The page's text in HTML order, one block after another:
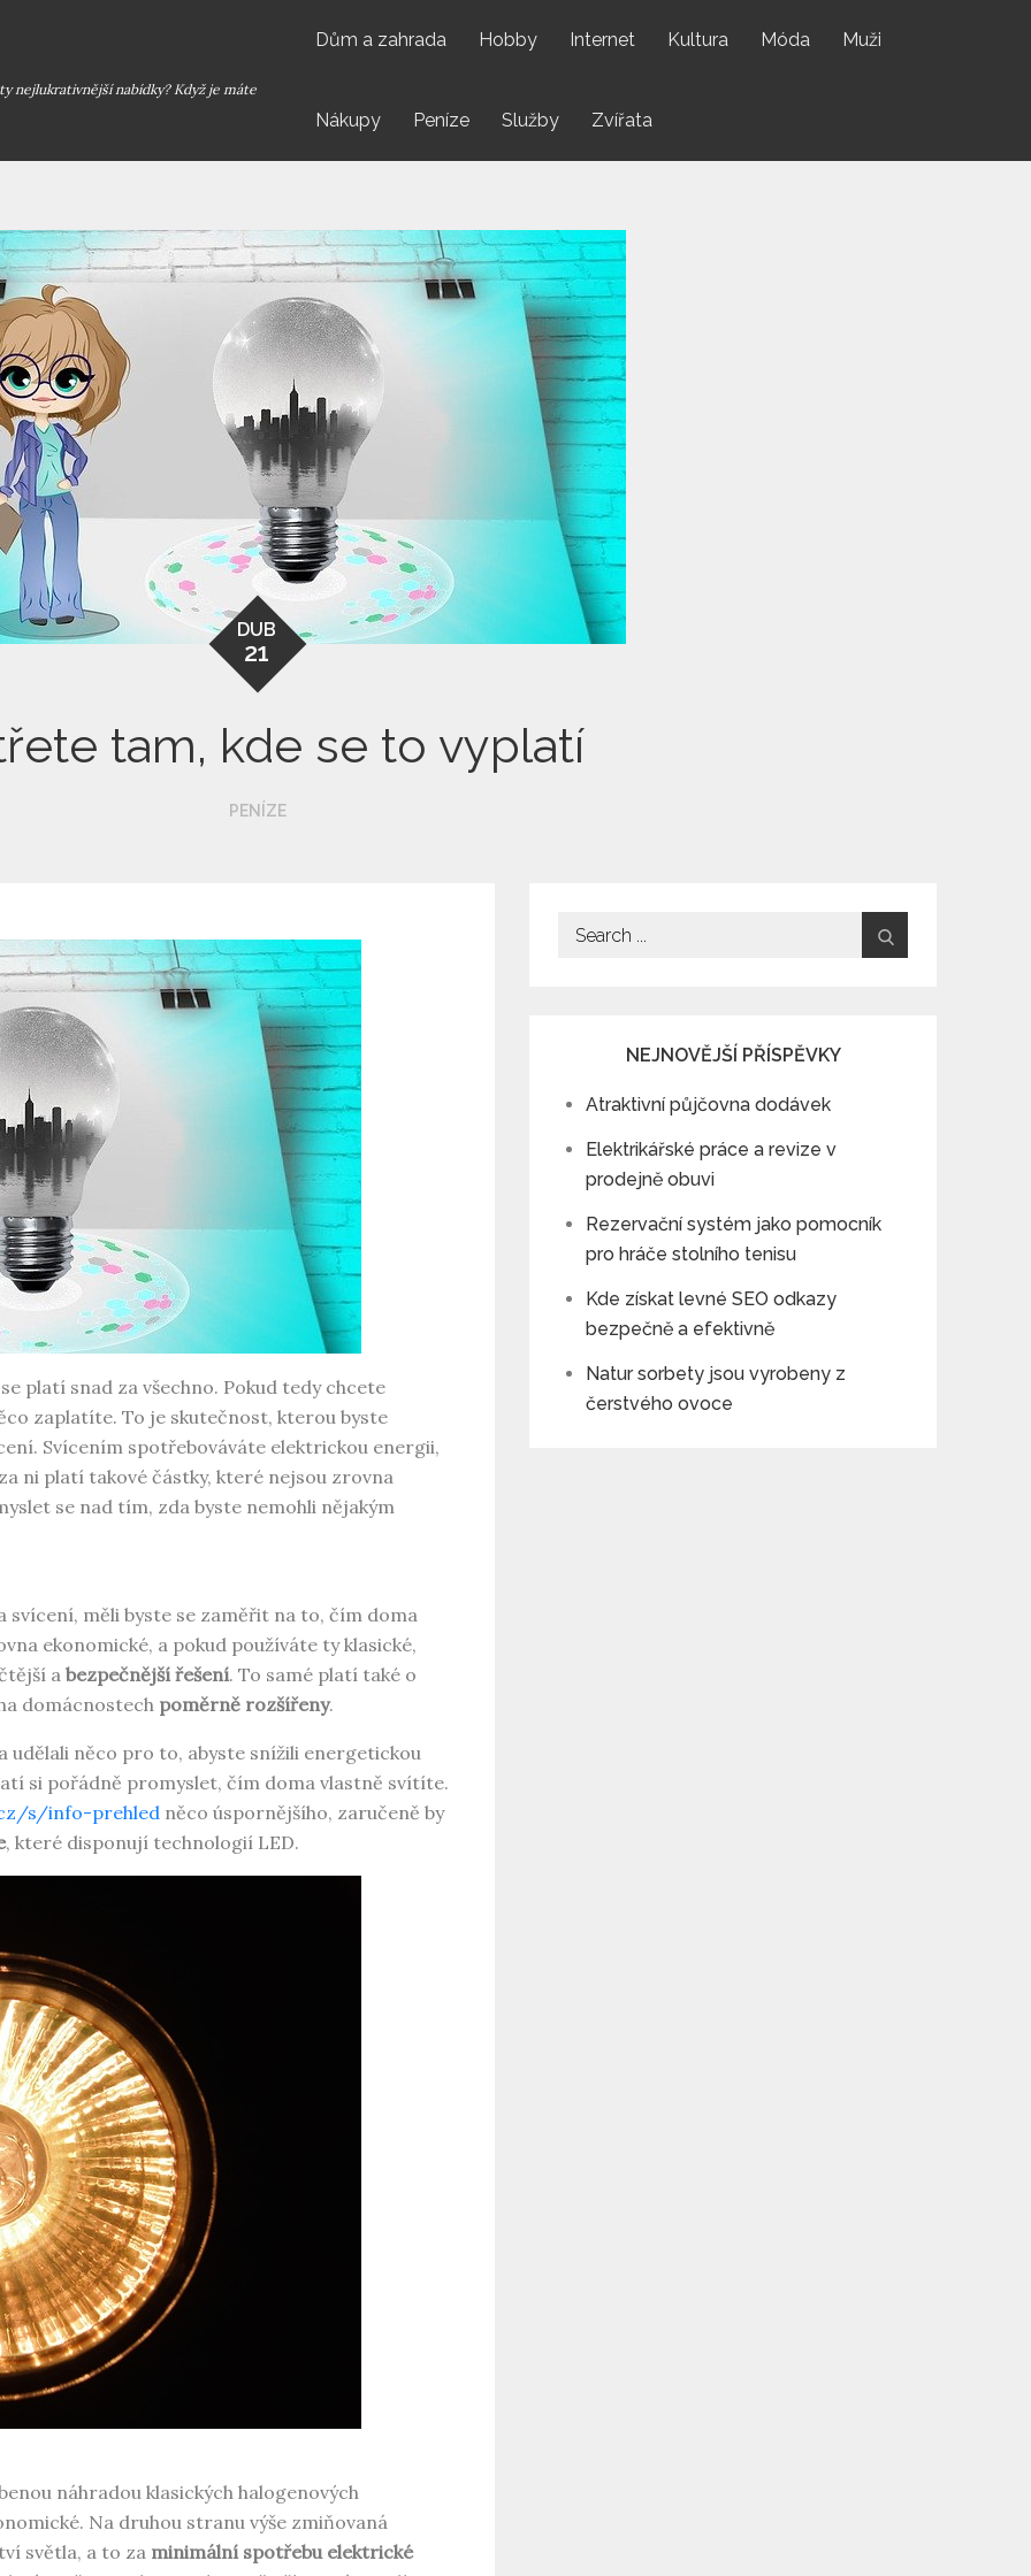
nejlukrativnější nabídky? Když je máte
Dům a zahrada Hobby Internet Kultura Móda Muži
Nákupy Peníze Služby Zvířata
DUB
21
tam, kde se to vyplatí
PENÍZE
platí snad za všechno. Pokud tedy chcete
zaplatíte. To je skutečnost, kterou byste
Svícením spotřebováváte elektrickou energii,
ni platí takové částky, které nejsou zrovna
se nad tím, zda byste nemohli nějakým
svícení, měli byste se zaměřit na to, čím doma
ekonomické, a pokud používáte ty klasické,
a bezpečnější řešení. To samé platí také o
domácnostech poměrně rozšířeny.
udělali něco pro to, abyste snížili energetickou
si pořádně promyslet, čím doma vlastně svítíte.
s/info-prehled něco úspornějšího, zaručeně by
, které disponují technologií LED.
náhradou klasických halogenových
Na druhou stranu výše zmiňovaná
světla, a to za minimální spotřebu elektrické
Search
NEJNOVĚJŠÍ PŘÍSPĚVKY
Atraktivní půjčovna dodávek
Elektrikářské práce a revize v
prodejně obuvi
Rezervační systém jako pomocník
pro hráče stolního tenisu
Kde získat levné SEO odkazy
bezpečně a efektivně
Natur sorbety jsou vyrobeny z
čerstvého ovoce